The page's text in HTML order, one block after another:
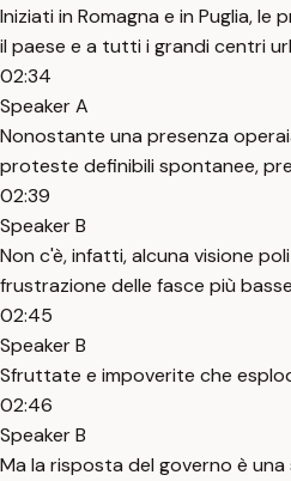
Iniziati in Romagna e in Puglia,
il paese e a tutti i grandi centri
02:34
Speaker A
Nonostante una presenza
proteste definibili spontanee,
02:39
Speaker B
Non c'è, infatti, alcuna visione
frustrazione delle fasce più
02:45
Speaker B
Sfruttate e impoverite che
02:46
Speaker B
Ma la risposta del governo è una